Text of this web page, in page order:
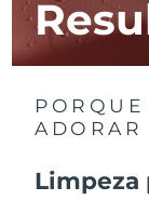
ADORAR
Limpeza
Luxemburgo
Macau, RAE
China
Malta